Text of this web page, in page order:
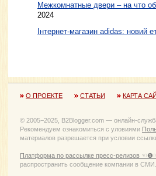
Межкомнатные двери – на что
2024
Інтернет-магазин adidas: новий
О ПРОЕКТЕ СТАТЬИ КАРТА
© 2005−2025, B2Blogger.com — онлайн-
Рекомендуем ознакомиться с уловиями
материалов разрешается при условии
Платформа по рассылке пресс-релизов
распространить сообщение компании в СМИ.